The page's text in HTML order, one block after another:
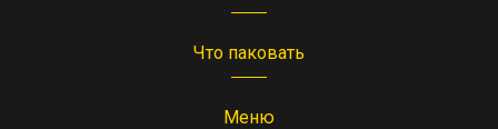
Что паковать
Меню